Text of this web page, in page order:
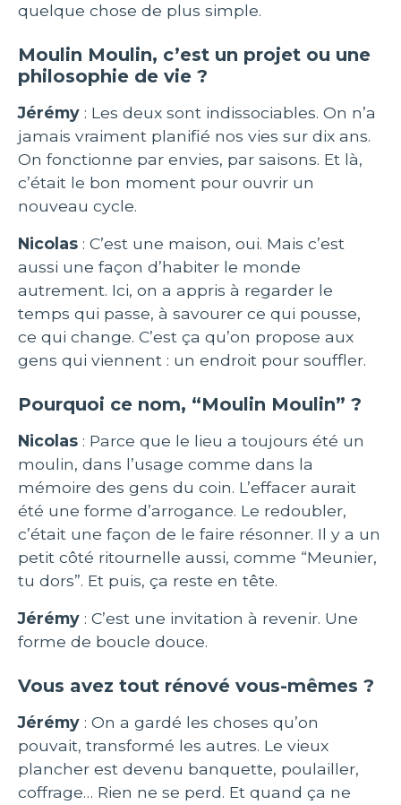
quelque chose de plus simple.
Moulin Moulin, c’est un projet ou une
philosophie de vie ?
Jérémy : Les deux sont indissociables. On n’a
jamais vraiment planifié nos vies sur dix ans.
On fonctionne par envies, par saisons. Et là,
c’était le bon moment pour ouvrir un
nouveau cycle.
Nicolas : C’est une maison, oui. Mais c’est
aussi une façon d’habiter le monde
autrement. Ici, on a appris à regarder le
temps qui passe, à savourer ce qui pousse,
ce qui change. C’est ça qu’on propose aux
gens qui viennent : un endroit pour souffler.
Pourquoi ce nom, “Moulin Moulin” ?
Nicolas : Parce que le lieu a toujours été un
moulin, dans l’usage comme dans la
mémoire des gens du coin. L’effacer aurait
été une forme d’arrogance. Le redoubler,
c’était une façon de le faire résonner. Il y a un
petit côté ritournelle aussi, comme “Meunier,
tu dors”. Et puis, ça reste en tête.
Jérémy : C’est une invitation à revenir. Une
forme de boucle douce.
Vous avez tout rénové vous-mêmes ?
Jérémy : On a gardé les choses qu’on
pouvait, transformé les autres. Le vieux
plancher est devenu banquette, poulailler,
coffrage… Rien ne se perd. Et quand ça ne